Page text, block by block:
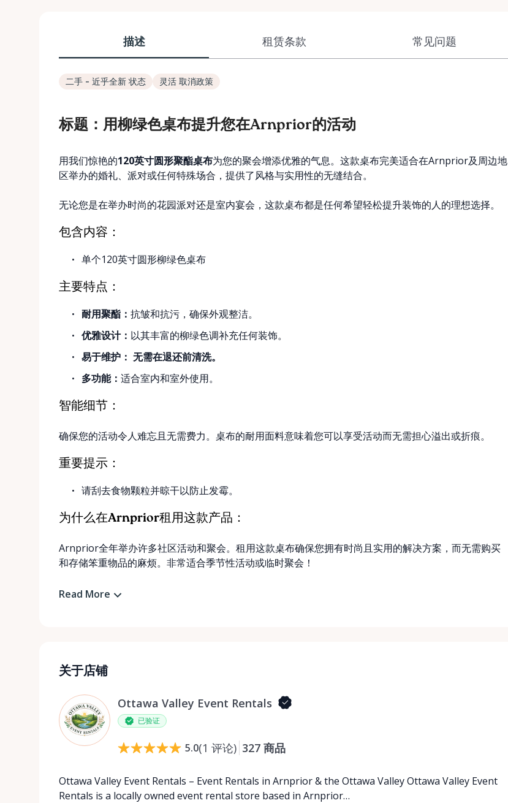
描述 租赁条款 常见问题
二手 - 近乎全新 状态 灵活 取消政策
标题：用柳绿色桌布提升您在Arnprior的活动
用我们惊艳的120英寸圆形聚酯桌布为您的聚会增添优雅的气息。这款桌布完美适合在Arnprior及周边地
区举办的婚礼、派对或任何特殊场合，提供了风格与实用性的无缝结合。
无论您是在举办时尚的花园派对还是室内宴会，这款桌布都是任何希望轻松提升装饰的人的理想选择。
包含内容：
单个120英寸圆形柳绿色桌布
主要特点：
耐用聚酯：抗皱和抗污，确保外观整洁。
优雅设计： 以其丰富的柳绿色调补充任何装饰。
易于维护： 无需在退还前清洗。
多功能：适合室内和室外使用。
智能细节：
确保您的活动令人难忘且无需费力。桌布的耐用面料意味着您可以享受活动而无需担心溢出或折痕。
重要提示：
请刮去食物颗粒并晾干以防止发霉。
为什么在Arnprior租用这款产品：
Arnprior全年举办许多社区活动和聚会。租用这款桌布确保您拥有时尚且实用的解决方案，而无需购买
和存储笨重物品的麻烦。非常适合季节性活动或临时聚会！
Read More
关于店铺
Ottawa Valley Event Rentals
已验证
5.0(1 评论) 327 商品
Ottawa Valley Event Rentals – Event Rentals in Arnprior & the Ottawa Valley Ottawa Valley Event
Rentals is a locally owned event rental store based in Arnprior…